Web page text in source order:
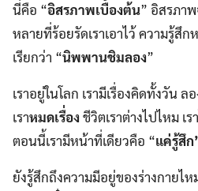
นี่คือ “อิสรภาพเบื้องต้น” อิสรภา
หลายที่ร้อยรัดเราเอาไว้ ความรู้สึ
เรียกว่า “นิพพานชิมลอง”
เราอยู่ในโลก เรามีเรื่องคิดทั้งวัน
เราหมดเรื่องชีวิตเราต่างไปไหม เ
ตอนนี้เรามีหน้าที่เดียวคือ “แค่รู้สึก
ยังรู้สึกถึงความมีอยู่ของร่างกายไห